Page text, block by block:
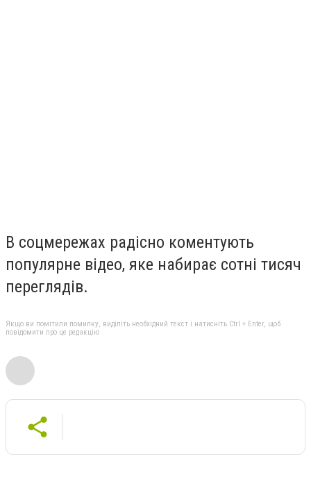
В соцмережах радісно коментують
популярне відео, яке набирає сотні тисяч
переглядів.
Якщо ви помітили помилку, виділіть необхідний текст і натисніть Ctrl + Enter, щоб
повідомити про це редакцію